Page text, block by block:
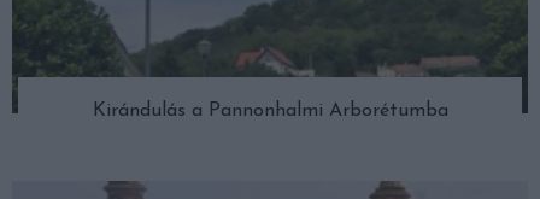
Kirándulás a Pannonhalmi Arborétumba